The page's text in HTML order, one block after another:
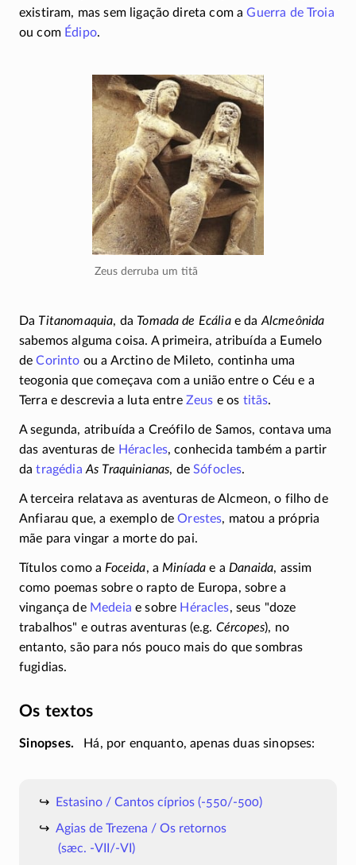
existiram, mas sem ligação direta com aGuerra de Troia
ou com Édipo.
Zeus derruba um titã
Da Titanomaquia, da Tomada de Ecáliae da Alcmeônida
sabemos alguma coisa. A primeira, atribuída a Eumelo
deCorinto ou a Arctino de Mileto, continha uma
teogonia que começava com a união entre o Céu e a
Terra e descrevia a luta entre Zeus e os titãs.
A segunda, atribuída a Creófilo de Samos, contava uma
das aventuras de Héracles, conhecida também a partir
datragédia As Traquinianas, deSófocles.
A terceira relatava as aventuras de Alcmeon, o filho de
Anfiarau que, a exemplo deOrestes, matou a própria
mãe para vingar a morte do pai.
Títulos como a Foceida, a Miníada e a Danaida, assim
como poemas sobre o rapto de Europa, sobre a
vingança de Medeia e sobre Héracles, seus
doze
trabalhos
e outras aventuras (e.g. Cércopes), no
entanto, são para nós pouco mais do que sombras
fugidias.
Os textos
Sinopses Há, por enquanto, apenas duas sinopses:
Estasino / Cantos cíprios (-550/-500)
Agias de Trezena / Os retornos
(sæc. -VII/-VI)